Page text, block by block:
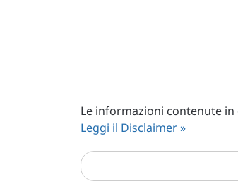
Le informazioni contenute
Leggi il Disclaimer »